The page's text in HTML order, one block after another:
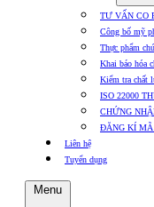
TƯ VẤN CO
Công bố mỹ
Thực phẩm
Khai báo hóa
Kiểm tra chất
ISO 22000
CHỨNG
ĐĂNG KÍ MÃ
Liên hệ
Tuyển dụng
Menu